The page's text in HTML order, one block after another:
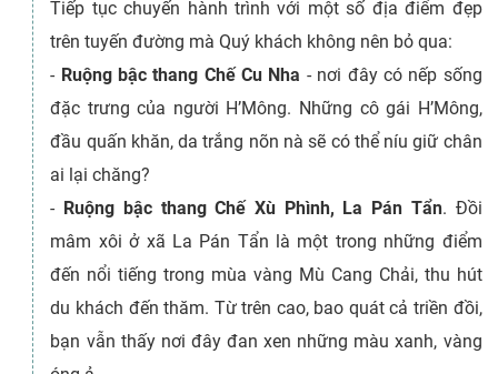
Tiếp tục chuyến hành trình với một số địa điểm đẹp
trên tuyến đường mà Quý khách không nên bỏ qua:
- Ruộng bậc thang Chế Cu Nha - nơi đây có nếp sống
đặc trưng của người H’Mông. Những cô gái H’Mông,
đầu quấn khăn, da trắng nõn nà sẽ có thể níu giữ chân
ai lại chăng?
- Ruộng bậc thang Chế Xù Phình, La Pán Tẩn. Đồi
mâm xôi ở xã La Pán Tẩn là một trong những điểm
đến nổi tiếng trong mùa vàng Mù Cang Chải, thu hút
du khách đến thăm. Từ trên cao, bao quát cả triền đồi,
bạn vẫn thấy nơi đây đan xen những màu xanh, vàng